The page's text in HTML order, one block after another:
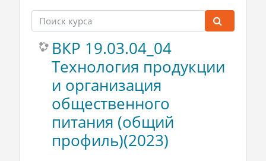
Поиск курса
ВКР 19.03.04_04
Технология продукции
и организация
общественного
питания (общий
профиль)(2023)